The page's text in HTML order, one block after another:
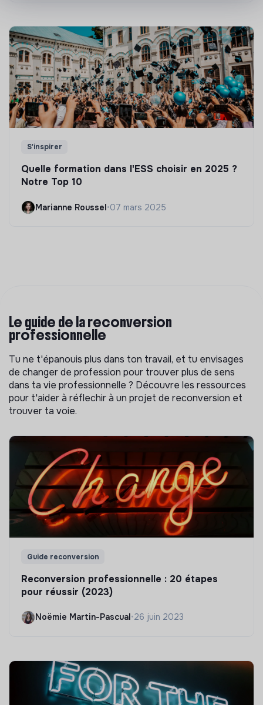
S'inspirer
Quelle formation dans l'ESS choisir en 2025 ?
Notre Top 10
Marianne Roussel•07 mars 2025
Le guide de la reconversion
professionnelle
Tu ne t'épanouis plus dans ton travail, et tu envisages
de changer de profession pour trouver plus de sens
dans ta vie professionnelle ? Découvre les ressources
pour t'aider à réflechir à un projet de reconversion et
trouver ta voie.
Guide reconversion
Reconversion professionnelle : 20 étapes
pour réussir (2023)
Noëmie Martin-Pascual •26 juin 2023